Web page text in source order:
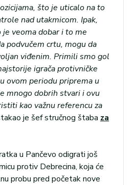
što je uticalo na to
nad utakmicom. Ipak,
veoma dobar i to me
podvučem crtu, mogu da
viđenim. Primili smo gol
igrača protivničke
ovom periodu priprema u
mnogo dobrih stvari i ovu
kao važnu referencu za
je šef stručnog štaba za
u Pančevo odigrati još
protiv Debrecina, koja će
probu pred početak nove